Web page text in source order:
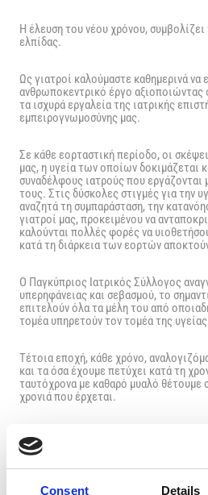
Consent Details
Η έλευση του νέου χρόνου, συμβολίζει
ελπίδας.
Ως γιατροί καλούμαστε καθημερινά να
ανθρωποκεντρικό έργο αξιοποιώντας
τα ισχυρά εργαλεία της ιατρικής
εμπειρογνωμοσύνης μας.
Σε κάθε εορταστική περίοδο, οι
μας, η υγεία των οποίων δοκιμάζεται
συναδέλφους ιατρούς που εργάζονται
τους. Στις δύσκολες στιγμές για την
αναζητά τη συμπαράσταση, την
γιατροί μας, προκειμένου να
καλούνται πολλές φορές να
κατά τη διάρκεια των εορτών
Ο Παγκύπριος Ιατρικός Σύλλογος
υπερηφάνειας και σεβασμού, το
επιτελούν όλα τα μέλη του από
τομέα υπηρετούν τον τομέα της υγείας
Τέτοια εποχή, κάθε χρόνο,
και τα όσα έχουμε πετύχει κατά τη
ταυτόχρονα με καθαρό μυαλό θέτουμε
χρονιά που έρχεται.
Τη χρονιά που πέρασε έχουμε
ευκαιρίες για τη διαρκή εκπαίδευση
αναβαθμίσει περαιτέρω τον ρόλο του
Συλλόγου ως του αντιπροσωπευτικού
Κύπρου, έχουμε συνεργαστεί με τους